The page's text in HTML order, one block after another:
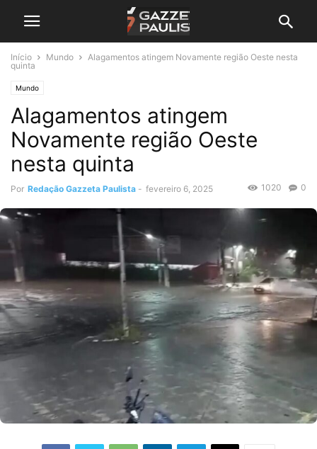
Início Mundo
Alagamentos atingem Novamente região Oeste nesta
quinta
Mundo
Alagamentos atingem
Novamente região Oeste
nesta quinta
Por Redação Gazzeta Paulista - fevereiro 6, 2025 0
1020